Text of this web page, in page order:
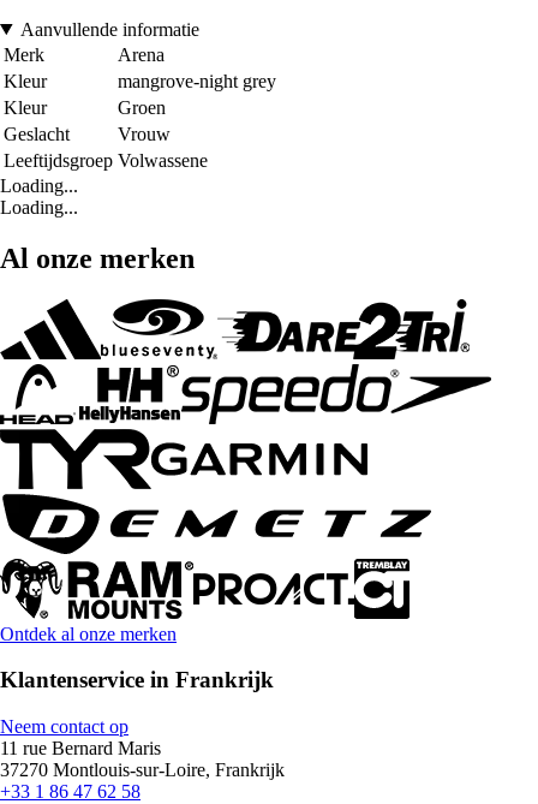
Aanvullende informatie
Merk
Arena
Kleur
mangrove-night grey
Kleur
Groen
Geslacht
Vrouw
Leeftijdsgroep Volwassene
Loading...
Loading...
Al onze merken
Ontdek al onze merken
Klantenservice in Frankrijk
Neem contact op
11 rue Bernard Maris
37270 Montlouis-sur-Loire, Frankrijk
+33 1 86 47 62 58